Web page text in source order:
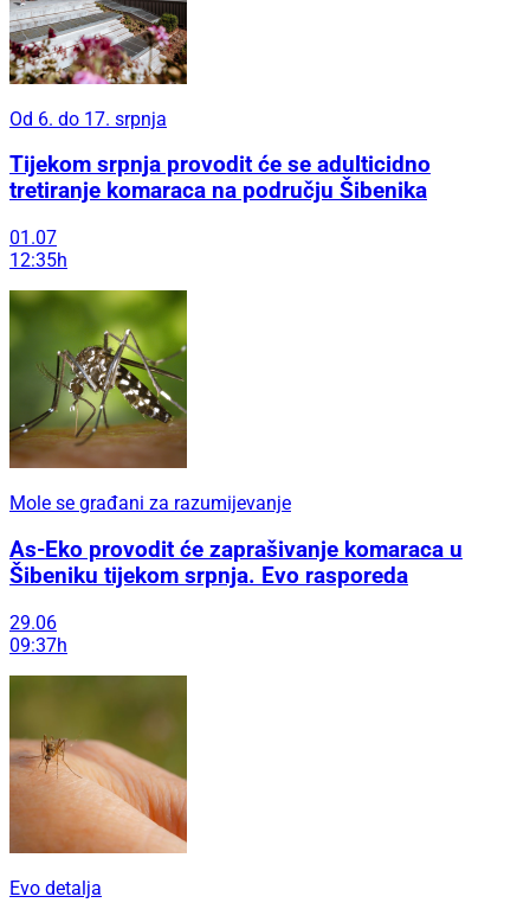
Od 6. do 17. srpnja
Tijekom srpnja provodit će se adulticidno
tretiranje komaraca na području Šibenika
01.07
12:35h
Mole se građani za razumijevanje
As-Eko provodit će zaprašivanje komaraca u
Šibeniku tijekom srpnja. Evo rasporeda
29.06
09:37h
Evo detalja